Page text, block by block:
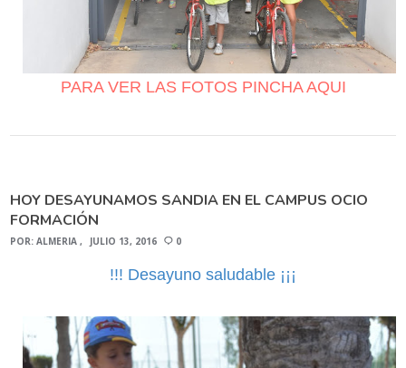
PARA VER LAS FOTOS PINCHA AQUI
HOY DESAYUNAMOS SANDIA EN EL CAMPUS OCIO
FORMACIÓN
POR:ALMERIA JULIO 13, 2016 0
!!! Desayuno saludable ¡¡¡